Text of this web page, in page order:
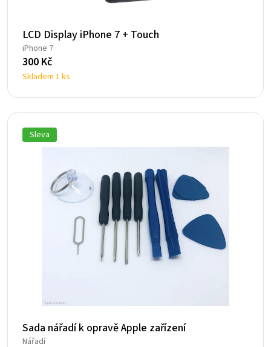
LCD Display iPhone 7 + Touch
iPhone 7
300 Kč
Skladem 1 ks
Sleva
Sada nářadí k opravě Apple zařízení
Nářadí